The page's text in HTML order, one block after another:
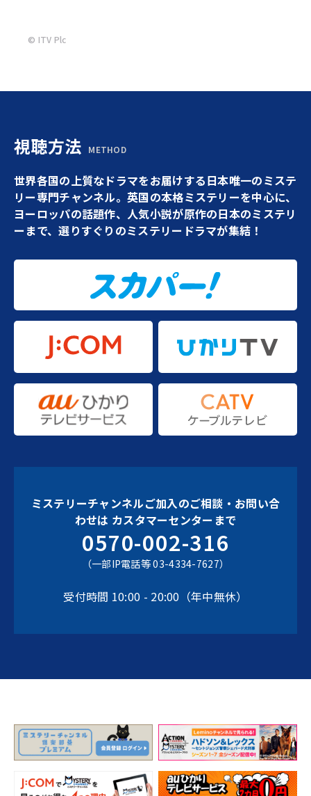
© ITV Plc
視聴方法 METHOD
世界各国の上質なドラマをお届けする日本唯一のミステ
リー専門チャンネル。英国の本格ミステリーを中心に、
ヨーロッパの話題作、人気小説が原作の日本のミステリ
ーまで、選りすぐりのミステリードラマが集結！
ミステリーチャンネルご加入のご相談・お問い合
わせは カスタマーセンターまで
0570-002-316
（一部IP電話等 03-4334-7627）
受付時間 10:00 - 20:00（年中無休）